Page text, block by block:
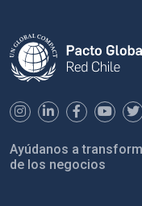
Ayúdanos a
de los negocios